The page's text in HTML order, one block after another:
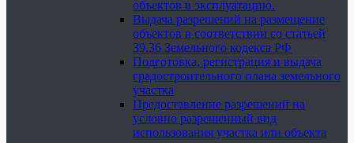
объектов в эксплуатацию.
Выдача разрешений на размещение
объектов в соответствии со статьей
39.36 Земельного кодекса РФ
Подготовка, регистрация и выдача
градостроительного плана земельного
участка
Предоставление разрешений на
условно разрешенный вид
использования участка или объекта